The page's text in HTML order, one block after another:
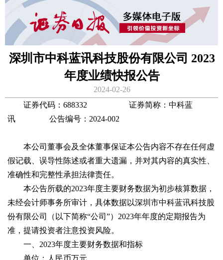
深圳市中科蓝讯科技股份有限公司 2023
年度业绩快报公告
2024-02-26
证券代码：688332 证券简称：中科蓝
讯 公告编号：2024-002
本公司董事会及全体董事保证本公告内容不存在任何虚
假记载、误导性陈述或者重大遗漏，并对其内容的真实性、
准确性和完整性承担法律责任。
本公告所载的2023年度主要财务数据为初步核算数据，
未经会计师事务所审计，具体数据以深圳市中科蓝讯科技股
份有限公司（以下简称“公司”）2023年年度的定期报告为
准，提请投资者注意投资风险。
一、2023年度主要财务数据和指标
单位：人民币万元